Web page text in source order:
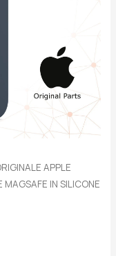
APPLE
IN SILICONE